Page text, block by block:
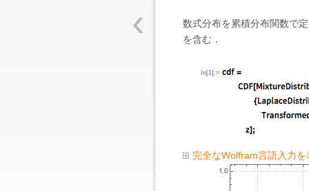
‹
数式分布を累積分布関数で
を含む．
In[1]:=
完全なWolfram言語入力を